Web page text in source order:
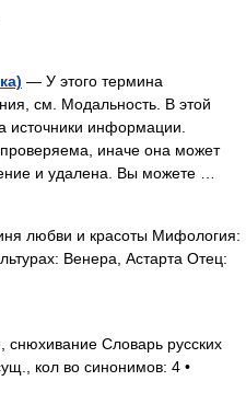
— У этого термина
см. Модальность. В этой
источники информации.
иначе она может
и удалена. Вы можете …
любви и красоты Мифология:
Венера, Астарта Отец:
снюхивание Словарь русских
кол во синонимов: 4 •